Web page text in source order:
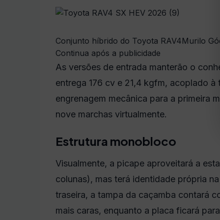
Conjunto híbrido do Toyota RAV4Murilo
Continua após a publicidade
As versões de entrada manterão o
entrega 176 cv e 21,4 kgfm, acoplado à
engrenagem mecânica para a primeira
nove marchas virtualmente.
Estrutura monobloco
Visualmente, a picape aproveitará a
colunas), mas terá identidade própria
traseira, a tampa da caçamba contará
mais caras, enquanto a placa ficará